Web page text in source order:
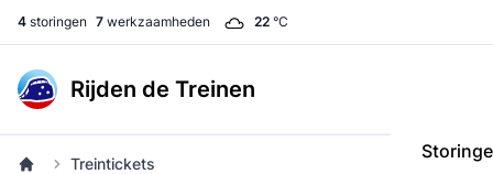
4 storingen 7 werkzaamheden 22 °C
Rijden de Treinen
Treintickets